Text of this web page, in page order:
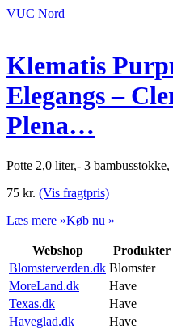
VUC Nord
Klematis
Elegangs –
Plena…
Potte 2,0 liter,- 3
75 kr. (Vis fragtpris)
Læs mere »Køb nu »
Webshop Produkter
Blomsterverden.dk Blomster
MoreLand.dk
Have
Texas.dk
Have
Haveglad.dk
Have